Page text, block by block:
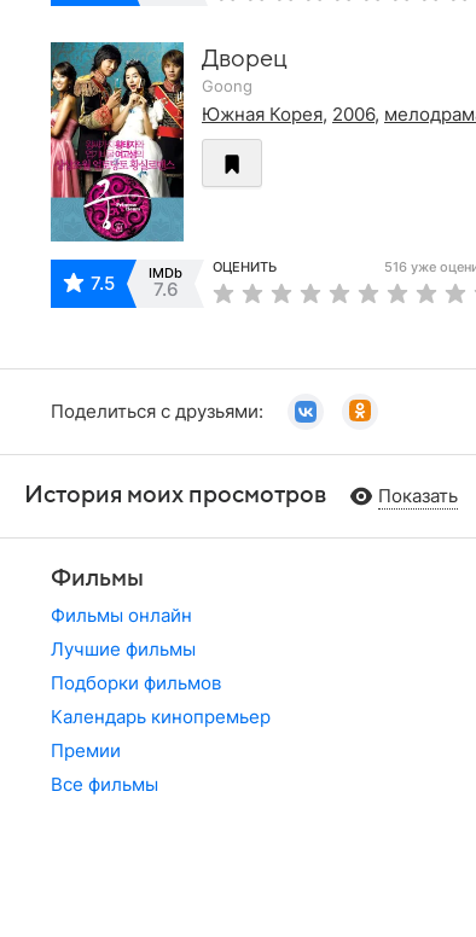
Дворец
Goong
Южная Корея, 2006,
7.5 IMDb
7.6
ОЦЕНИТЬ 516 уже
Поделиться с друзьями:
История моих просмотров Показать
Фильмы
Фильмы онлайн
Лучшие фильмы
Подборки фильмов
Календарь кинопремьер
Премии
Все фильмы